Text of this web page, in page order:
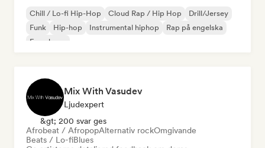
Chill / Lo-fi Hip-Hop Cloud Rap / Hip Hop
Drill/Jersey
Funk
Hip-hop Instrumental hiphop
Rap på engelska
Fransk rap
Mix With Vasudev
Ljudexpert
&gt; 200 svar ges
Afrobeat / AfropopAlternativ rockOmgivande
Beats / Lo-fiBlues